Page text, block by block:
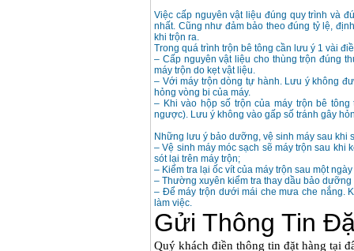
Việc cấp nguyên vật liệu đúng quy trình và
nhất. Cũng như đảm bảo theo đúng tỷ lệ,
khi trộn ra.
Trong quá trình trộn bê tông cần lưu ý 1 vài
– Cấp nguyên vật liệu cho thùng trộn đúng
máy trộn do kẹt vật liệu.
– Với máy trộn dòng tự hành. Lưu ý không
hỏng vòng bi của máy.
– Khi vào hộp số trộn của máy trộn bê
ngược). Lưu ý không vào gấp số tránh gây
Những lưu ý bảo dưỡng, vệ sinh máy sau khi
– Vệ sinh máy móc sạch sẽ máy trộn sau khi
sót lại trên máy trộn;
– Kiểm tra lại ốc vít của máy trộn sau một
– Thường xuyên kiểm tra thay dầu bảo
– Để máy trộn dưới mái che mưa che nắng.
làm việc.